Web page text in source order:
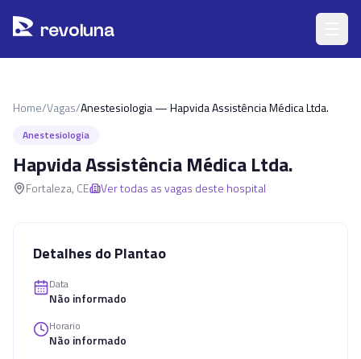
revoluna
Home/Vagas/Anestesiologia — Hapvida Assistência Médica Ltda.
Anestesiologia
Hapvida Assistência Médica Ltda.
Fortaleza, CE Ver todas as vagas deste hospital
Detalhes do Plantao
Data
Não informado
Horario
Não informado